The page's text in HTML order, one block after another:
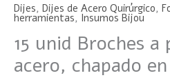
Dijes, Dijes de Acero Quirúrgico,
herramientas, Insumos Bijou
15 unid Broches a
acero, chapado